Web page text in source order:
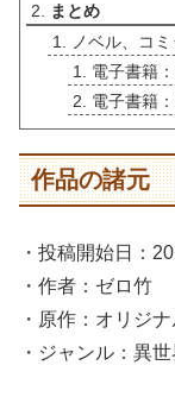
まとめ
ノベル、コ
電子書籍
電子書籍
作品の諸元
・投稿開始日：
・作者：ゼロ竹
・原作：オリジ
・ジャンル：異